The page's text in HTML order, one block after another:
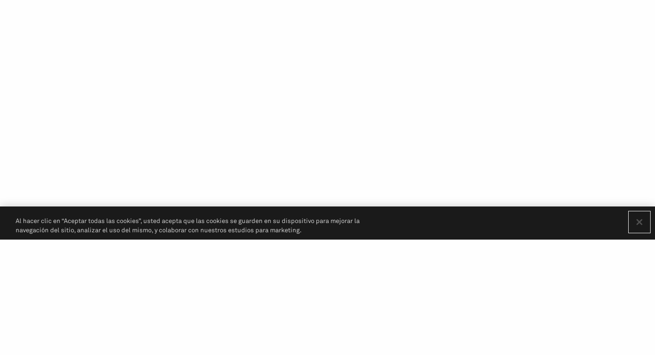
Al hacer clic en “Aceptar todas las cookies”, usted acepta que las cookies se guarden en su dispositivo para mejorar la
navegación del sitio, analizar el uso del mismo, y colaborar con nuestros estudios para marketing.